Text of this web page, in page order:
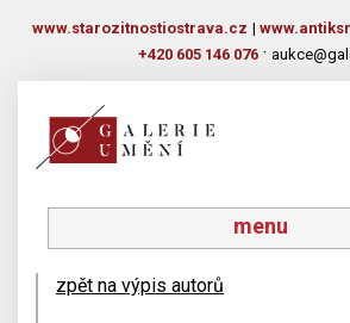
www.starozitnostiostrava.cz |
+420 605 146 076 ·
menu
zpět na výpis autorů